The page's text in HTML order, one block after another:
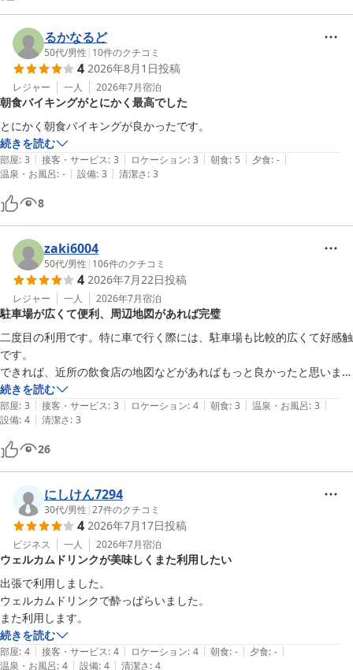
るかなるど
50代/男性 | 10件のクチコミ
4 2026年8月1日投稿
レジャー 一人 2026年7月宿泊
朝食バイキングがとにかく最高でした
とにかく朝食バイキングが良かったです。
続きを読む
部屋: 3 | 接客・サービス: 3 | ロケーション: 3 | 朝食: 5 | 夕食: - |
温泉・お風呂: - | 設備: 3 | 清潔さ: 3
8
zaki6004
50代/男性 | 106件のクチコミ
4 2026年7月22日投稿
レジャー 一人 2026年7月宿泊
駐車場が広くて便利、周辺地図があれば完璧
二度目の利用です。特に車で行く際には、駐車場も比較的広くて好感触
です。
できれば、近所の飲食店の地図などがあればもっと良かったと思いま
す。
続きを読む
部屋: 3 | 接客・サービス: 3 | ロケーション: 4 | 朝食: 3 | 温泉・お風呂: 3 |
設備: 4 | 清潔さ: 3
26
にしけん7294
30代/男性 |27件のクチコミ
4 2026年7月17日投稿
ビジネス 一人 2026年7月宿泊
ウェルカムドリンクが美味しくまた利用したい
出張で利用しました。
ウェルカムドリンクで酔っぱらいました。
また利用します。
続きを読む
部屋: 4 | 接客・サービス: 4 | ロケーション: 4 | 朝食: - | 夕食: - |
温泉・お風呂: 4 | 設備: 4 | 清潔さ: 4